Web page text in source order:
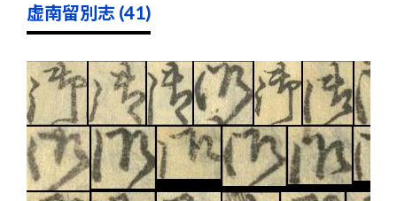
虚南留別志 (41)